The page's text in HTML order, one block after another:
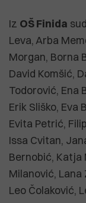
Iz OŠ Finida
Leva, Arba
Morgan, Borna
David Komšić,
Todorović, Ena
Erik Sliško, Eva
Evita Petrić,
Issa Cvitan,
Bernobić, Katja
Milanović, Lana
Leo Čolaković,